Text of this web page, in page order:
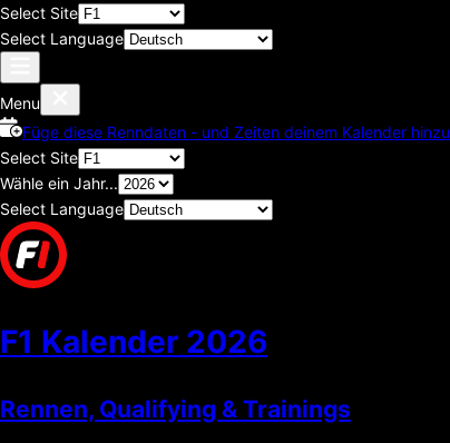
Select Site
Select Language
Menu
Füge diese Renndaten - und Zeiten deinem Kalender hinzu
Select Site
Wähle ein Jahr...
Select Language
F1 Kalender 2026
Rennen, Qualifying & Trainings